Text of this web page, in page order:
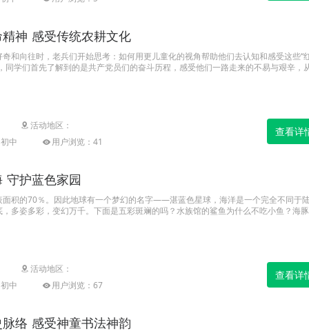
神 感受传统农耕文化
和向往时，老兵们开始思考：如何用更儿童化的视角帮助他们去认知和感受这些“
同学们首先了解到的是共产党员们的奋斗历程，感受他们一路走来的不易与艰辛，
活动地区：
中
用户浏览：41
查看详
守护蓝色家园
面积的70％。因此地球有一个梦幻的名字——湛蓝色星球，海洋是一个完全不同于
多姿多彩，变幻万千。下面是五彩斑斓的吗？水族馆的鲨鱼为什么不吃小鱼？海
活动地区：
中
用户浏览：67
查看详
络 感受神童书法神韵